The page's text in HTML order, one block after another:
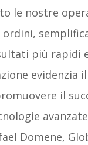
le nostre
più rapidi
evidenzia
il
avanzate
Domene,